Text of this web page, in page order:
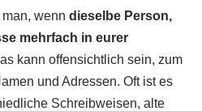
wenn dieselbe Person,
mehrfach in eurer
kann offensichtlich sein, zum
und Adressen. Oft ist es
Schreibweisen, alte